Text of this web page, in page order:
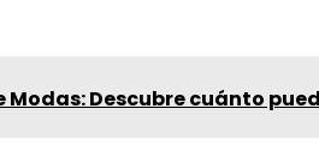
Modas: Descubre cuánto